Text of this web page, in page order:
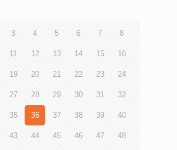
3 4 5 6 7 8
11 12 13 14 15 16
19 20 21 22 23 24
27 28 29 30 31 32
35 36 37 38 39 40
43 44 45 46 47 48